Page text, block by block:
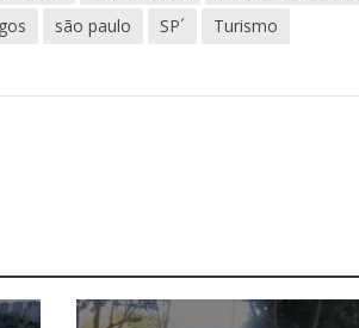
são paulo SP´ Turismo